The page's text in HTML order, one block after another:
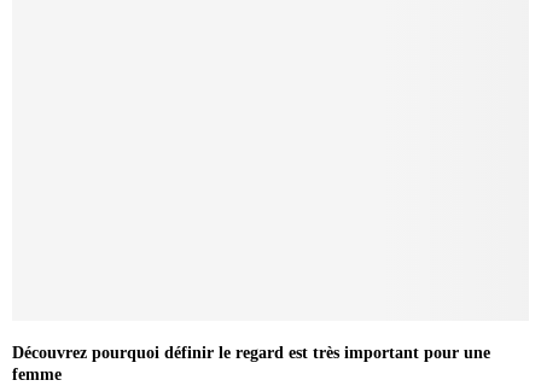
Découvrez pourquoi définir le regard est très important pour une
femme